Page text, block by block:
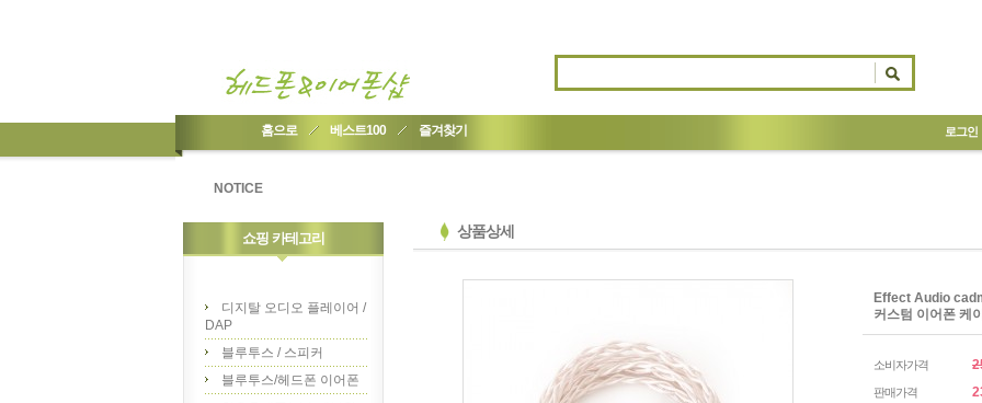
홈으로 베스트100 즐겨찾기 로그인
NOTICE
쇼핑 카테고리
디지탈 오디오 플레이어 /
DAP
블루투스 / 스피커
블루투스/헤드폰 이어폰
상품상세
Effect Audio
커스텀 이어폰 케
소비자가격
판매가격